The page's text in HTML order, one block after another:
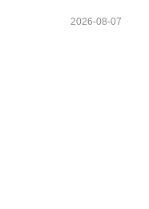
2026-08-07